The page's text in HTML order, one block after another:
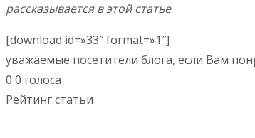
рассказывается в этой статье.
[download id=»33″ format=»1″]
уважаемые посетители блога, если Вам
0 0 голоса
Рейтинг статьи